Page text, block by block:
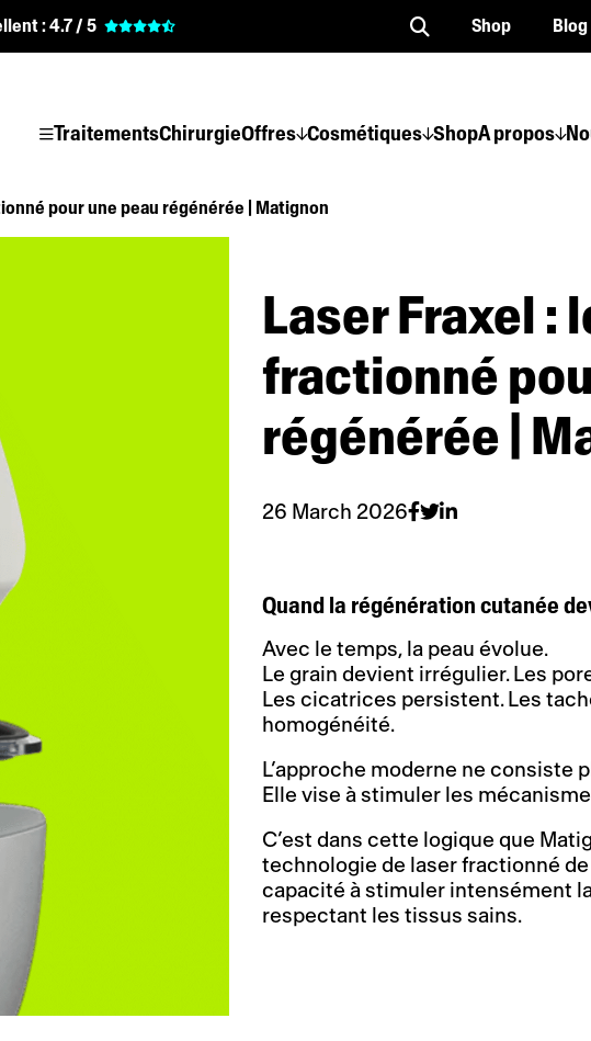
TraitementsChirurgieOffres Cosmétiques ShopA propos
:4.7 / 5 Shop Blog
pour une peau régénérée | Matignon
Laser Fraxel :
fractionné
régénérée |
26 March 2026
Quand la régénération cutanée
Avec le temps, la peau évolue.
Le grain devient irrégulier. Les
Les cicatrices persistent. Les
homogénéité.
L’approche moderne ne consiste
Elle vise à stimuler les
C’est dans cette logique que
technologie de laser fractionné
capacité à stimuler intensément
respectant les tissus sains.